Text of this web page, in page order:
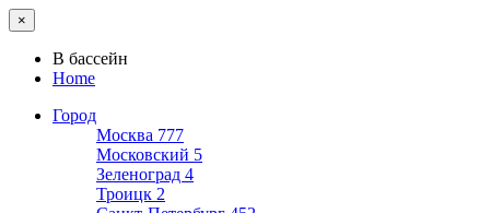
×
В бассейн
Home
Город
Москва 777
Московский 5
Зеленоград 4
Троицк 2